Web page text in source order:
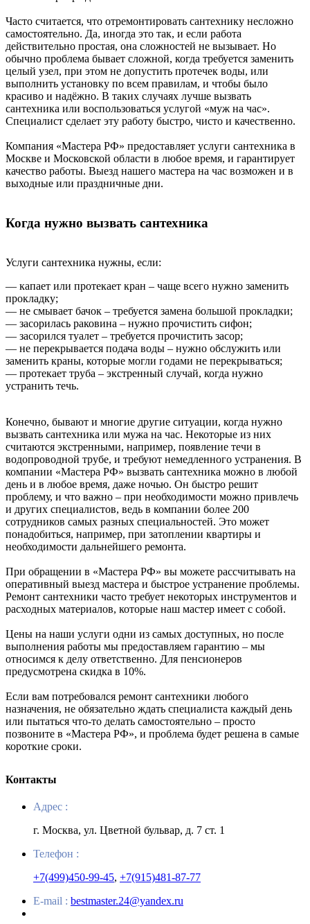
Часто считается, что отремонтировать сантехнику несложно
самостоятельно. Да, иногда это так, и если работа
действительно простая, она сложностей не вызывает. Но
обычно проблема бывает сложной, когда требуется заменить
целый узел, при этом не допустить протечек воды, или
выполнить установку по всем правилам, и чтобы было
красиво и надёжно. В таких случаях лучше вызвать
сантехника или воспользоваться услугой «муж на час».
Специалист сделает эту работу быстро, чисто и качественно.
Компания «Мастера РФ» предоставляет услуги сантехника в
Москве и Московской области в любое время, и гарантирует
качество работы. Выезд нашего мастера на час возможен и в
выходные или праздничные дни.
Когда нужно вызвать сантехника
Услуги сантехника нужны, если:
— капает или протекает кран – чаще всего нужно заменить
прокладку;
— не смывает бачок – требуется замена большой прокладки;
— засорилась раковина – нужно прочистить сифон;
— засорился туалет – требуется прочистить засор;
— не перекрывается подача воды – нужно обслужить или
заменить краны, которые могли годами не перекрываться;
— протекает труба – экстренный случай, когда нужно
устранить течь.
Конечно, бывают и многие другие ситуации, когда нужно
вызвать сантехника или мужа на час. Некоторые из них
считаются экстренными, например, появление течи в
водопроводной трубе, и требуют немедленного устранения. В
компании «Мастера РФ» вызвать сантехника можно в любой
день и в любое время, даже ночью. Он быстро решит
проблему, и что важно – при необходимости можно привлечь
и других специалистов, ведь в компании более 200
сотрудников самых разных специальностей. Это может
понадобиться, например, при затоплении квартиры и
необходимости дальнейшего ремонта.
При обращении в «Мастера РФ» вы можете рассчитывать на
оперативный выезд мастера и быстрое устранение проблемы.
Ремонт сантехники часто требует некоторых инструментов и
расходных материалов, которые наш мастер имеет с собой.
Цены на наши услуги одни из самых доступных, но после
выполнения работы мы предоставляем гарантию – мы
относимся к делу ответственно. Для пенсионеров
предусмотрена скидка в 10%.
Если вам потребовался ремонт сантехники любого
назначения, не обязательно ждать специалиста каждый день
или пытаться что-то делать самостоятельно – просто
позвоните в «Мастера РФ», и проблема будет решена в самые
короткие сроки.
Контакты
Адрес :
г. Москва, ул. Цветной бульвар, д. 7 ст. 1
Телефон :
+7(499)450-99-45, +7(915)481-87-77
E-mail : bestmaster.24@yandex.ru